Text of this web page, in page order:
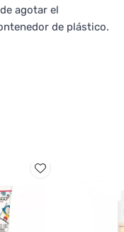
agotar el
de plástico.